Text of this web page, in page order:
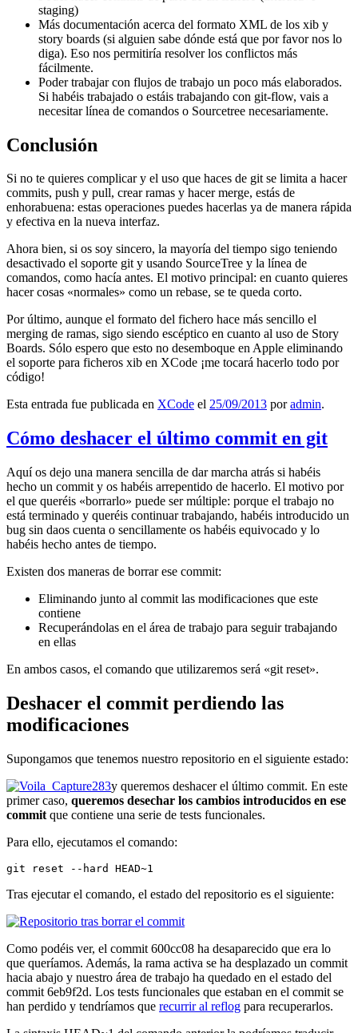
staging)
Más documentación acerca del formato XML de los xib y
story boards (si alguien sabe dónde está que por favor nos lo
diga). Eso nos permitiría resolver los conflictos más
fácilmente.
Poder trabajar con flujos de trabajo un poco más elaborados.
Si habéis trabajado o estáis trabajando con git-flow, vais a
necesitar línea de comandos o Sourcetree necesariamente.
Conclusión
Si no te quieres complicar y el uso que haces de git se limita a hacer
commits, push y pull, crear ramas y hacer merge, estás de
enhorabuena: estas operaciones puedes hacerlas ya de manera rápida
y efectiva en la nueva interfaz.
Ahora bien, si os soy sincero, la mayoría del tiempo sigo teniendo
desactivado el soporte git y usando SourceTree y la línea de
comandos, como hacía antes. El motivo principal: en cuanto quieres
hacer cosas «normales» como un rebase, se te queda corto.
Por último, aunque el formato del fichero hace más sencillo el
merging de ramas, sigo siendo escéptico en cuanto al uso de Story
Boards. Sólo espero que esto no desemboque en Apple eliminando
el soporte para ficheros xib en XCode ¡me tocará hacerlo todo por
código!
Esta entrada fue publicada en XCode el 25/09/2013 poradmin.
Cómo deshacer el último commit en git
Aquí os dejo una manera sencilla de dar marcha atrás si habéis
hecho un commit y os habéis arrepentido de hacerlo. El motivo por
el que queréis «borrarlo» puede ser múltiple: porque el trabajo no
está terminado y queréis continuar trabajando, habéis introducido un
bug sin daos cuenta o sencillamente os habéis equivocado y lo
habéis hecho antes de tiempo.
Existen dos maneras de borrar ese commit:
Eliminando junto al commit las modificaciones que este
contiene
Recuperándolas en el área de trabajo para seguir trabajando
en ellas
En ambos casos, el comando que utilizaremos será «git reset».
Deshacer el commit perdiendo las
modificaciones
Supongamos que tenemos nuestro repositorio en el siguiente estado:
y queremos deshacer el último commit. En este
primer caso, queremos desechar los cambios introducidos en ese
commit que contiene una serie de tests funcionales.
Para ello, ejecutamos el comando:
git reset --hard HEAD~1
Tras ejecutar el comando, el estado del repositorio es el siguiente:
Como podéis ver, el commit 600cc08 ha desaparecido que era lo
que queríamos. Además, la rama activa se ha desplazado un commit
hacia abajo y nuestro área de trabajo ha quedado en el estado del
commit 6eb9f2d. Los tests funcionales que estaban en el commit se
han perdido y tendríamos que recurrir al reflog para recuperarlos.